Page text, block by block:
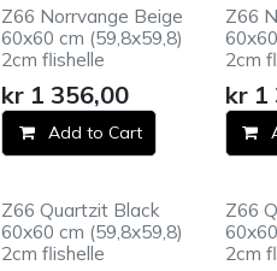
Z66 Norrvange Beige
60x60 cm (59,8x59,8)
2cm flishelle
kr 1 356,00
Add to Cart
Z66
2cm
kr 1
Z66 Quartzit Black
60x60 cm (59,8x59,8)
2cm flishelle
Z66
2cm